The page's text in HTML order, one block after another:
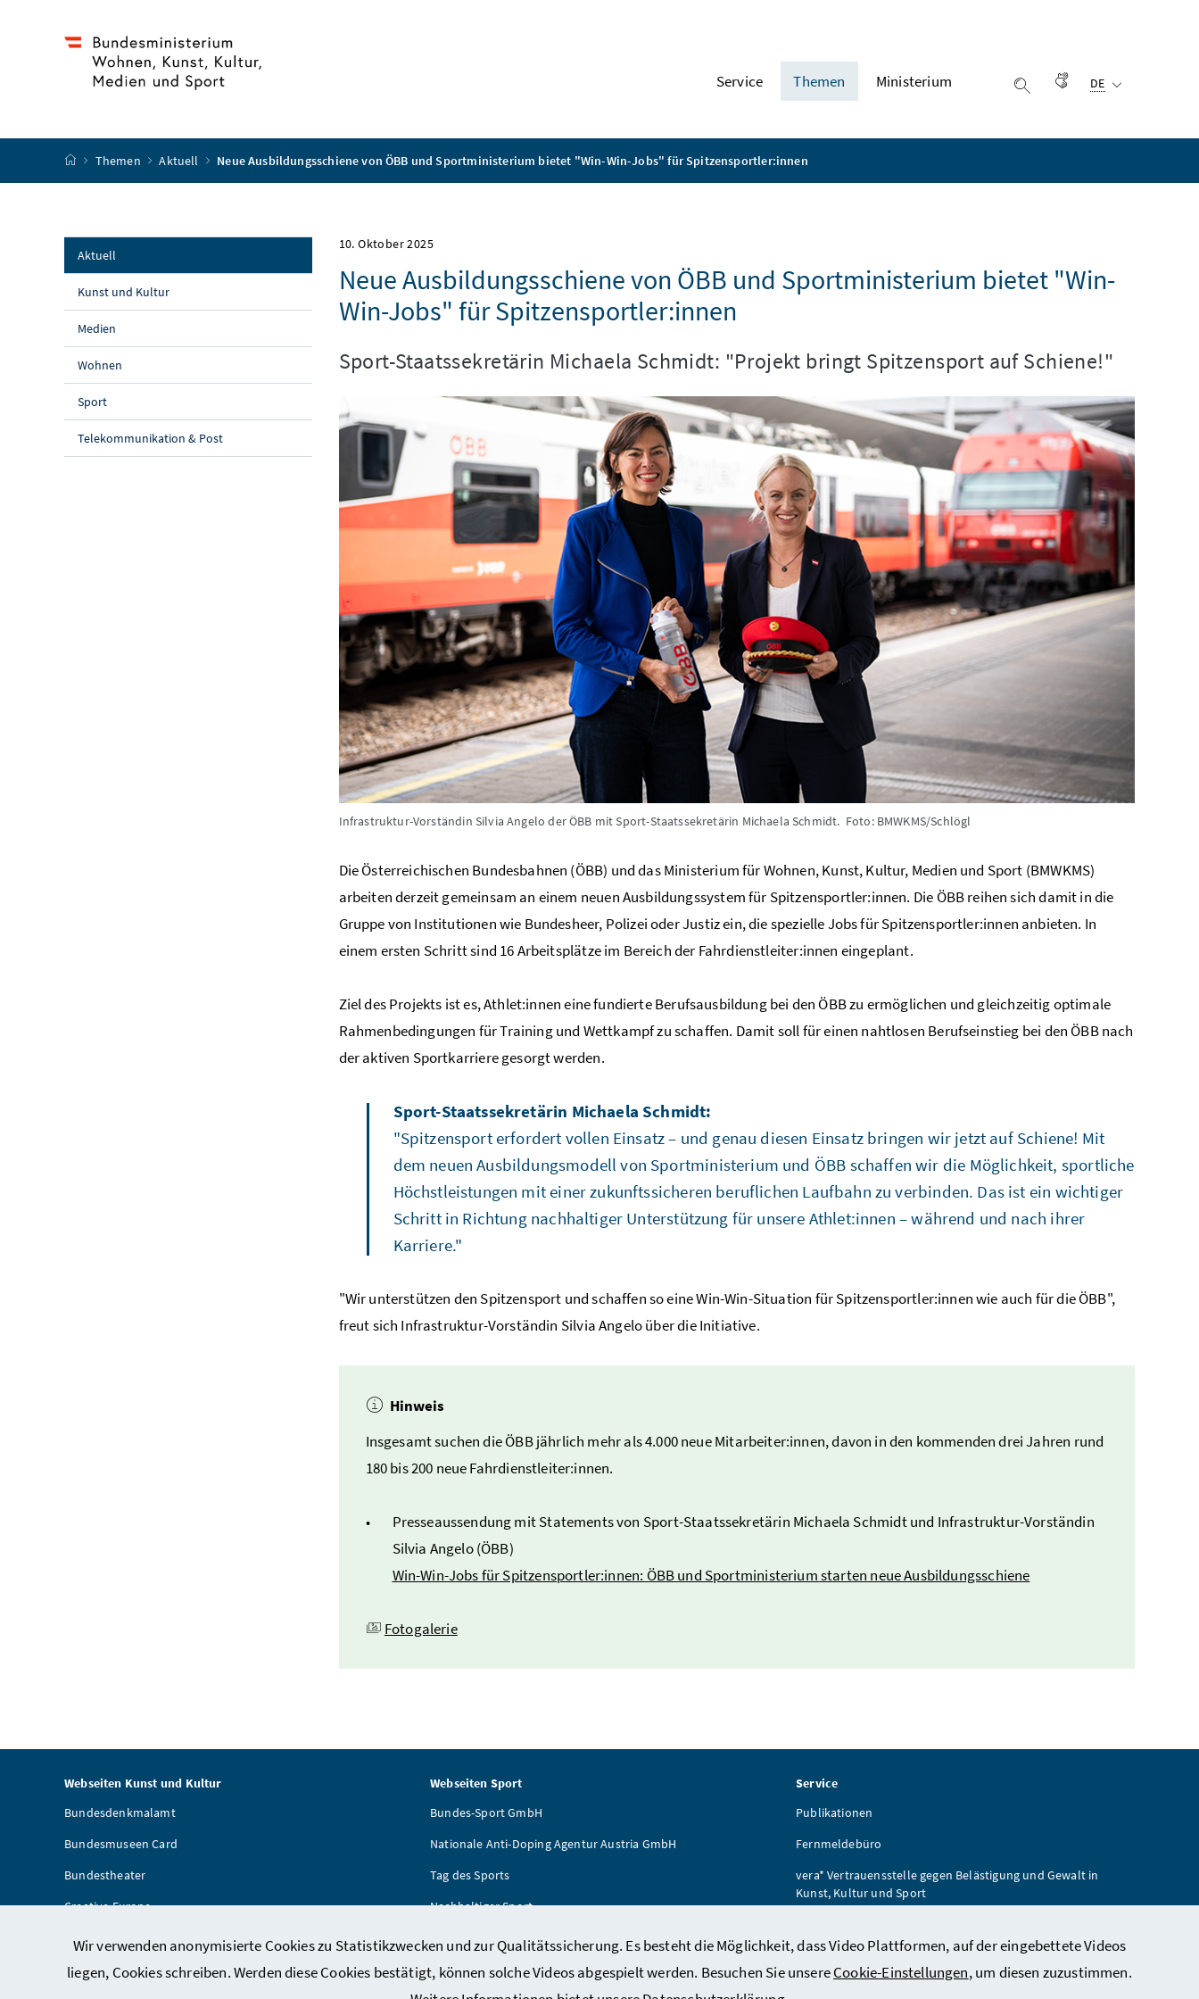
Wir verwenden anonymisierte Cookies zu Statistikzwecken und zur Qualitätssicherung. Es besteht die Möglichkeit, dass Video Plattformen, auf der eingebettete Videos
liegen, Cookies schreiben. Werden diese Cookies bestätigt, können solche Videos abgespielt werden. Besuchen Sie unsereCookie-Einstellungen, um diesen zuzustimmen.
Service Themen Ministerium Suche einblenden
Gebärdensprache
DE
Startseite
Themen Aktuell Neue Ausbildungsschiene von ÖBB und Sportministerium bietet "Win-Win-Jobs" für Spitzensportler:innen
Aktuell
Kunst und Kultur
Medien
Wohnen
Sport
Telekommunikation & Post
10. Oktober 2025
Neue Ausbildungsschiene von ÖBB und Sportministerium bietet "Win-
Win-Jobs" für Spitzensportler:innen
Sport-Staatssekretärin Michaela Schmidt: "Projekt bringt Spitzensport auf Schiene!"
Infrastruktur-Vorständin Silvia Angelo der ÖBB mit Sport-Staatssekretärin Michaela Schmidt. Foto: BMWKMS/Schlögl
Die Österreichischen Bundesbahnen (ÖBB) und das Ministerium für Wohnen, Kunst, Kultur, Medien und Sport (BMWKMS)
arbeiten derzeit gemeinsam an einem neuen Ausbildungssystem für Spitzensportler:innen. Die ÖBB reihen sich damit in die
Gruppe von Institutionen wie Bundesheer, Polizei oder Justiz ein, die spezielle Jobs für Spitzensportler:innen anbieten. In
einem ersten Schritt sind 16 Arbeitsplätze im Bereich der Fahrdienstleiter:innen eingeplant.
Ziel des Projekts ist es, Athlet:innen eine fundierte Berufsausbildung bei den ÖBB zu ermöglichen und gleichzeitig optimale
Rahmenbedingungen für Training und Wettkampf zu schaffen. Damit soll für einen nahtlosen Berufseinstieg bei den ÖBB nach
der aktiven Sportkarriere gesorgt werden.
Sport-Staatssekretärin Michaela Schmidt:
"Spitzensport erfordert vollen Einsatz – und genau diesen Einsatz bringen wir jetzt auf Schiene! Mit
dem neuen Ausbildungsmodell von Sportministerium und ÖBB schaffen wir die Möglichkeit, sportliche
Höchstleistungen mit einer zukunftssicheren beruflichen Laufbahn zu verbinden. Das ist ein wichtiger
Schritt in Richtung nachhaltiger Unterstützung für unsere Athlet:innen – während und nach ihrer
Karriere."
"Wir unterstützen den Spitzensport und schaffen so eine Win-Win-Situation für Spitzensportler:innen wie auch für die ÖBB",
freut sich Infrastruktur-Vorständin Silvia Angelo über die Initiative.
Hinweis
Insgesamt suchen die ÖBB jährlich mehr als 4.000 neue Mitarbeiter:innen, davon in den kommenden drei Jahren rund
180 bis 200 neue Fahrdienstleiter:innen.
Presseaussendung mit Statements von Sport-Staatssekretärin Michaela Schmidt und Infrastruktur-Vorständin
Silvia Angelo (ÖBB)
Win-Win-Jobs für Spitzensportler:innen: ÖBB und Sportministerium starten neue Ausbildungsschiene
Fotogalerie
Webseiten Kunst und Kultur
Bundesdenkmalamt
Bundesmuseen Card
Bundestheater
Creative Europe
Artothek
Provenienzforschung
Webseiten Sport
Bundes-Sport GmbH
Nationale Anti-Doping Agentur Austria GmbH
Tag des Sports
Nachhaltiger Sport
Tägliche Bewegungseinheit
Service
Publikationen
Fernmeldebüro
vera* Vertrauensstelle gegen Belästigung und Gewalt in
Kunst, Kultur und Sport